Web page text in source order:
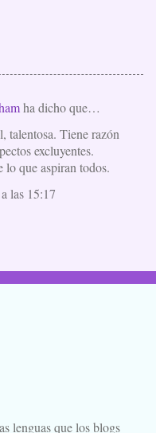
ha dicho que…
talentosa. Tiene razón
excluyentes.
lo que aspiran todos.
las 15:17
lenguas que los blogs